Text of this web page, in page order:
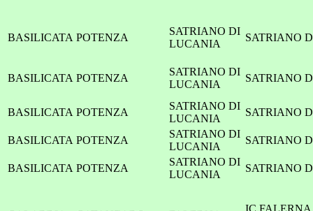
BASILICATA POTENZA
SATRIANO DI
LUCANIA
SATRIANO
BASILICATA POTENZA
SATRIANO DI
LUCANIA
SATRIANO
BASILICATA POTENZA
SATRIANO DI
LUCANIA
SATRIANO
BASILICATA POTENZA
SATRIANO DI
LUCANIA
SATRIANO
BASILICATA POTENZA
SATRIANO DI
LUCANIA
SATRIANO
IC